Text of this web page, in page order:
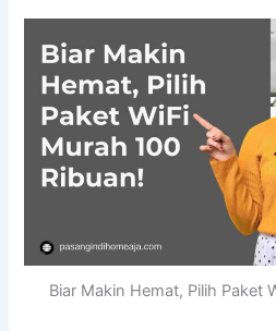
Biar Makin Hemat, Pilih Paket